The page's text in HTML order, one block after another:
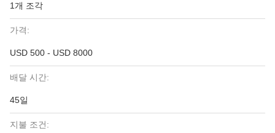
1개 조각
가격:
USD 500 - USD 8000
배달 시간:
45일
지불 조건: